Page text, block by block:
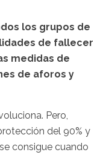
los grupos de
de fallecer
medidas de
de aforos y
Pero,
del 90% y
consigue cuando